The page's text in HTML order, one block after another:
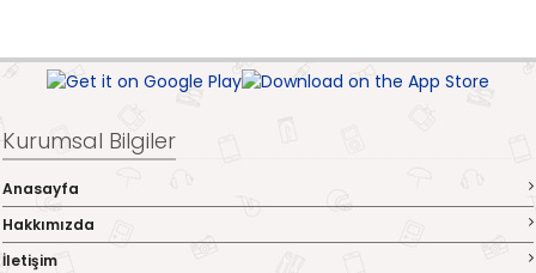
Kurumsal Bilgiler
Anasayfa
Hakkımızda
İletişim